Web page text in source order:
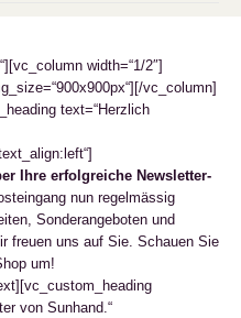
width=“1/2″]
vc_column]
text=“Herzlich
Ihre erfolgreiche Newsletter-
nun regelmässig
Sonderangeboten und
freuen uns auf Sie. Schauen Sie
um!
von Sunhand.“